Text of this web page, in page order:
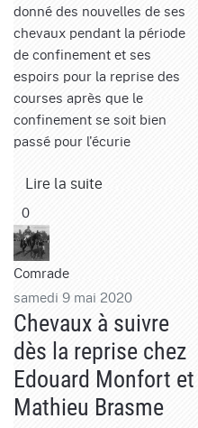
donné des nouvelles de ses
chevaux pendant la période
de confinement et ses
espoirs pour la reprise des
courses après que le
confinement se soit bien
passé pour l'écurie
Lire la suite
0
Comrade
samedi 9 mai 2020
Chevaux à suivre
dès la reprise chez
Edouard Monfort et
Mathieu Brasme